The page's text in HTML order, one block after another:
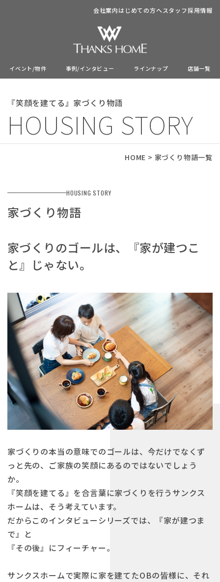
イベント/物件 事例/インタビュー ラインナップ 店舗一覧
会社案内はじめての方へスタッフ採用情報
『笑顔を建てる』家づくり物語
HOUSING STORY
HOME > 家づくり物語一覧
HOUSING STORY
家づくり物語
家づくりのゴールは、『家が建つこ
と』じゃない。
家づくりの本当の意味でのゴールは、今だけでなくず
っと先の、ご家族の笑顔にあるのではないでしょう
か。
『笑顔を建てる』を合言葉に家づくりを行うサンクス
ホームは、そう考えています。
だからこのインタビューシリーズでは、『家が建つま
で』と
『その後』にフィーチャー。
サンクスホームで実際に家を建てたOBの皆様に、それ